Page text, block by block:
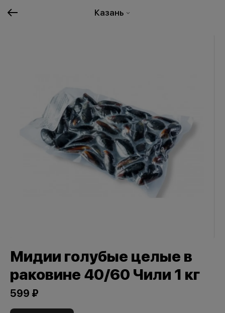
Казань
Мидии голубые целые в
раковине 40/60 Чили 1 кг
599 ₽